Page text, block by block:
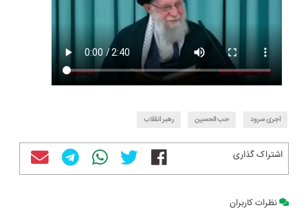
اجری سرود حب الحسین رهبر انقلاب
اشتراک گذاری
نظرات کاربران